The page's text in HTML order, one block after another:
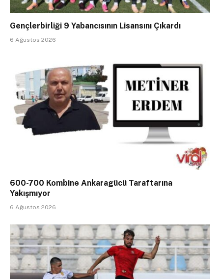
Gençlerbirliği 9 Yabancısının Lisansını Çıkardı
6 Ağustos 2026
600-700 Kombine Ankaragücü Taraftarına
Yakışmıyor
6 Ağustos 2026